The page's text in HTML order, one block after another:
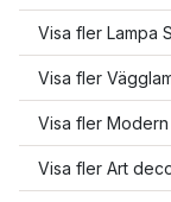
Visa fler Lampa
Visa fler
Visa fler
Visa fler Art